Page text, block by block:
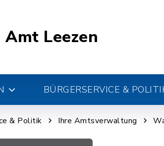
Amt Leezen
BÜRGERSERVICE &
& Politik Ihre Amtsverwaltung